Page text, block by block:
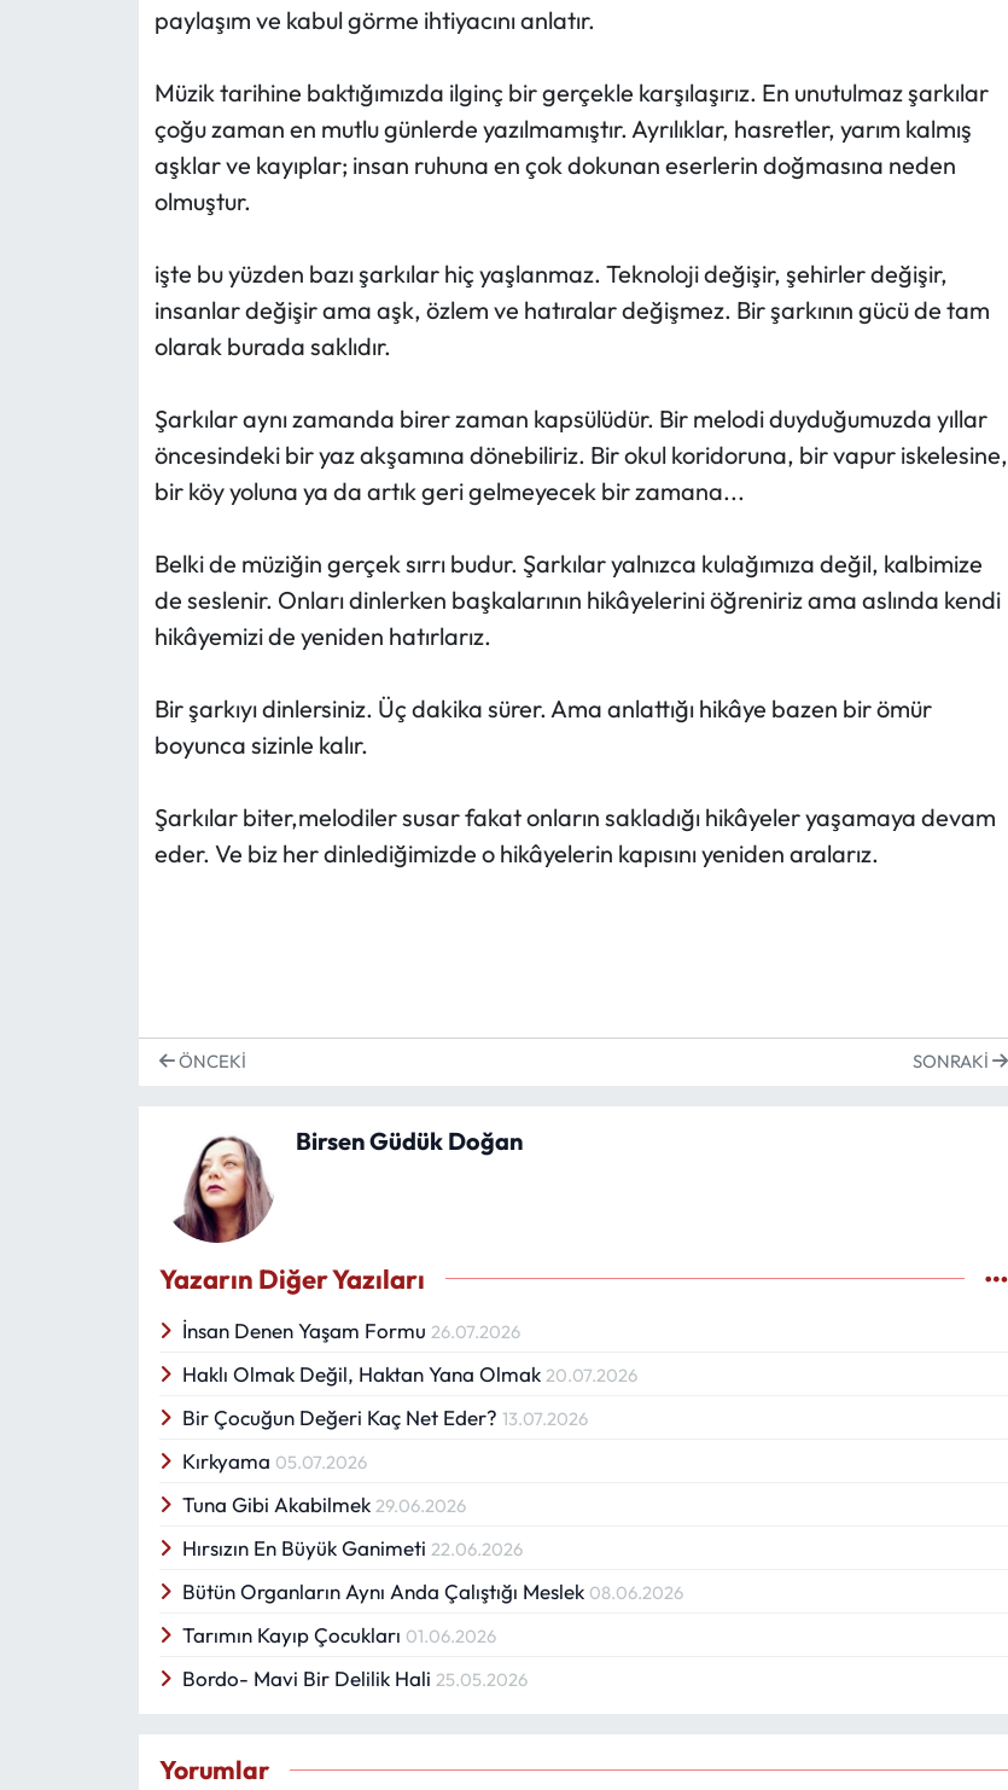
paylaşım ve kabul görme ihtiyacını anlatır.
Müzik tarihine baktığımızda ilginç bir gerçekle karşılaşırız. En unutulmaz şarkılar
çoğu zaman en mutlu günlerde yazılmamıştır. Ayrılıklar, hasretler, yarım kalmış
aşklar ve kayıplar; insan ruhuna en çok dokunan eserlerin doğmasına neden
olmuştur.
işte bu yüzden bazı şarkılar hiç yaşlanmaz. Teknoloji değişir, şehirler değişir,
insanlar değişir ama aşk, özlem ve hatıralar değişmez. Bir şarkının gücü de tam
olarak burada saklıdır.
Şarkılar aynı zamanda birer zaman kapsülüdür. Bir melodi duyduğumuzda yıllar
öncesindeki bir yaz akşamına dönebiliriz. Bir okul koridoruna, bir vapur iskelesine,
bir köy yoluna ya da artık geri gelmeyecek bir zamana...
Belki de müziğin gerçek sırrı budur. Şarkılar yalnızca kulağımıza değil, kalbimize
de seslenir. Onları dinlerken başkalarının hikâyelerini öğreniriz ama aslında kendi
hikâyemizi de yeniden hatırlarız.
Bir şarkıyı dinlersiniz. Üç dakika sürer. Ama anlattığı hikâye bazen bir ömür
boyunca sizinle kalır.
Şarkılar biter,melodiler susar fakat onların sakladığı hikâyeler yaşamaya devam
eder. Ve biz her dinlediğimizde o hikâyelerin kapısını yeniden aralarız.
ÖNCEKI SONRAKI
Birsen Güdük Doğan
Yazarın Diğer Yazıları
İnsan Denen Yaşam Formu 26.07.2026
Haklı Olmak Değil, Haktan Yana Olmak 20.07.2026
Bir Çocuğun Değeri Kaç Net Eder?13.07.2026
Kırkyama 05.07.2026
Tuna Gibi Akabilmek 29.06.2026
Hırsızın En Büyük Ganimeti 22.06.2026
Bütün Organların Aynı Anda Çalıştığı Meslek 08.06.2026
Tarımın Kayıp Çocukları 01.06.2026
Bordo- Mavi Bir Delilik Hali 25.05.2026
Yorumlar